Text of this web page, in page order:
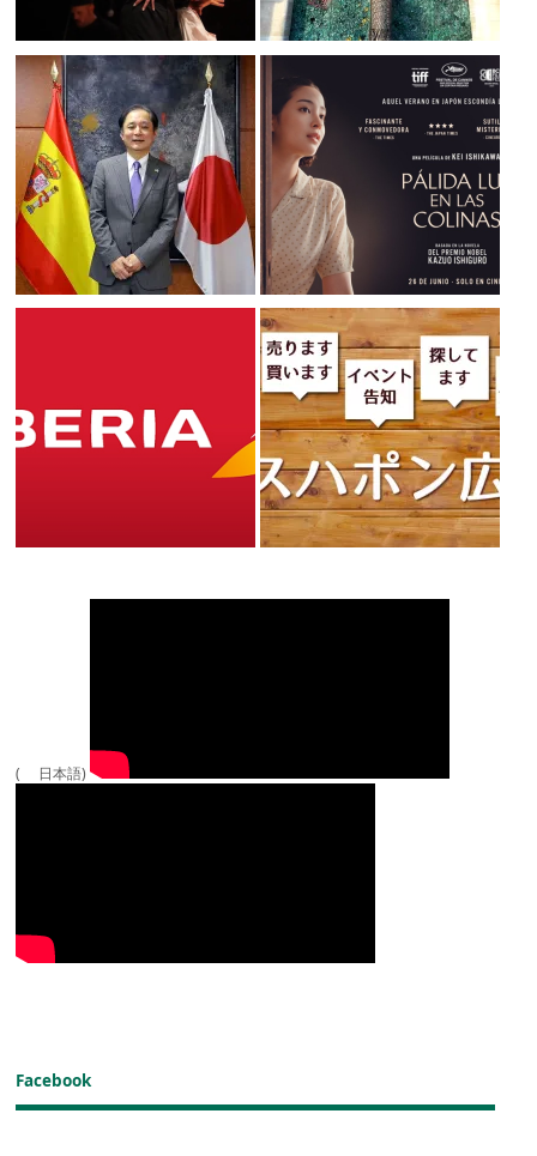
( 日本語)
Facebook